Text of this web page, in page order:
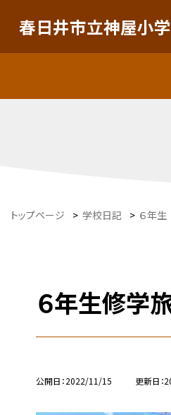
春日井市立神屋小
トップページ > 学校日記 > ６年生
６年生修学
公開日 2022/11/15 更新日